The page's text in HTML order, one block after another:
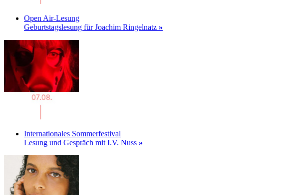
Open Air-Lesung
Geburtstagslesung für Joachim Ringelnatz »
Internationales Sommerfestival
Lesung und Gespräch mit I.V. Nuss »